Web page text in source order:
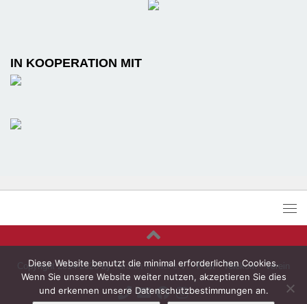
IN KOOPERATION MIT
Copyright 2014-2026 byTanzen in Kiel e.V.- Post - Telekom - Verein
Diese Website benutzt die minimal erforderlichen Cookies.
Wenn Sie unsere Website weiter nutzen, akzeptieren Sie dies
und erkennen unsere Datenschutzbestimmungen an.